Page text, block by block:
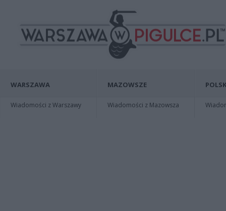
WARSZAWA
Wiadomości z Warszawy
MAZOWSZE
Wiadomości z Mazowsza